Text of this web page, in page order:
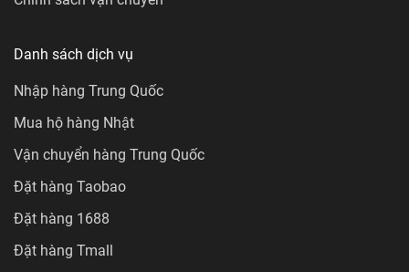
Danh sách dịch vụ
Nhập hàng Trung Quốc
Mua hộ hàng Nhật
Vận chuyển hàng Trung Quốc
Đặt hàng Taobao
Đặt hàng 1688
Đặt hàng Tmall